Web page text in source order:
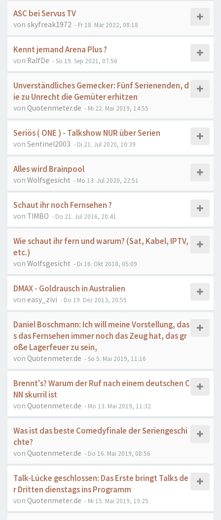
ASC bei Servus TV
von skyfreak1972 - Fr 18. Mär 2022, 08:18
Kennt jemand Arena Plus ?
von RalfDe - So 19. Sep 2021, 07:56
Unverständliches Gemecker: Fünf Serienenden, d
ie zu Unrecht die Gemüter erhitzen
von Quotenmeter.de - Mi 22. Mai 2019, 14:55
Seriös ( ONE ) - Talkshow NUR über Serien
von Sentinel2003 - Di 21. Jul 2020, 10:39
Alles wird Brainpool
von Wolfsgesicht - Mo 13. Jul 2020, 22:51
Schaut ihr noch Fernsehen ?
von TIMBO - Do 21. Jul 2016, 20:41
Wie schaut ihr fern und warum? (Sat, Kabel, IPTV,
etc.)
von Wolfsgesicht - Di 16. Okt 2018, 05:09
DMAX - Goldrausch in Australien
von easy_zivi - Do 19. Dez 2013, 20:55
Daniel Boschmann: Ich will meine Vorstellung, das
s das Fernsehen immer noch das Zeug hat, das gr
oße Lagerfeuer zu sein,
von Quotenmeter.de - So 5. Mai 2019, 11:16
Brennt's? Warum der Ruf nach einem deutschen C
NN skurril ist
von Quotenmeter.de - Mo 13. Mai 2019, 11:32
Was ist das beste Comedyfinale der Seriengeschi
chte?
von Quotenmeter.de - Do 16. Mai 2019, 08:56
Talk-Lücke geschlossen: Das Erste bringt Talks de
r Dritten dienstags ins Programm
von Quotenmeter.de - Mi 15. Mai 2019, 19:25